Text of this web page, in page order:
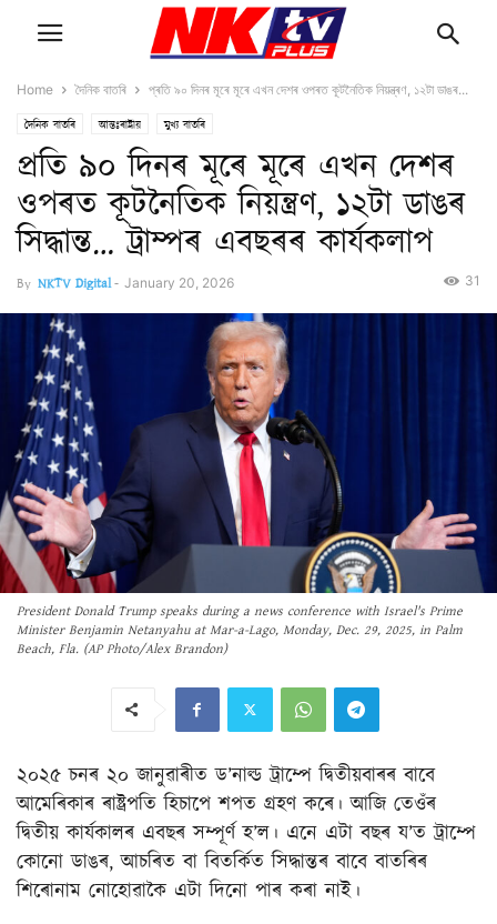
Home দৈনিক বাতৰি প্ৰতি ৯০ দিনৰ মূৰে মূৰে এখন দেশৰ ওপৰত কূটনৈতিক নিয়ন্ত্ৰণ, ১২টা ডাঙৰ...
দৈনিক বাতৰি আন্তঃৰাষ্ট্ৰীয় মুখ্য বাতৰি
প্ৰতি ৯০ দিনৰ মূৰে মূৰে এখন দেশৰ
ওপৰত কূটনৈতিক নিয়ন্ত্ৰণ, ১২টা ডাঙৰ
সিদ্ধান্ত… ট্ৰাম্পৰ এবছৰৰ কাৰ্যকলাপ
By NKTV Digital- January 20, 2026 31
President Donald Trump speaks during a news conference with Israel's Prime
Minister Benjamin Netanyahu at Mar-a-Lago, Monday, Dec. 29, 2025, in Palm
Beach, Fla. (AP Photo/Alex Brandon)
২০২৫ চনৰ ২০ জানুৱাৰীত ড’নাল্ড ট্ৰাম্পে দ্বিতীয়বাৰৰ বাবে
আমেৰিকাৰ ৰাষ্ট্ৰপতি হিচাপে শপত গ্ৰহণ কৰে। আজি তেওঁৰ
দ্বিতীয় কাৰ্যকালৰ এবছৰ সম্পূৰ্ণ হ’ল। এনে এটা বছৰ য’ত ট্ৰাম্পে
কোনো ডাঙৰ, আচৰিত বা বিতৰ্কিত সিদ্ধান্তৰ বাবে বাতৰিৰ
শিৰোনাম নোহোৱাকৈ এটা দিনো পাৰ কৰা নাই।